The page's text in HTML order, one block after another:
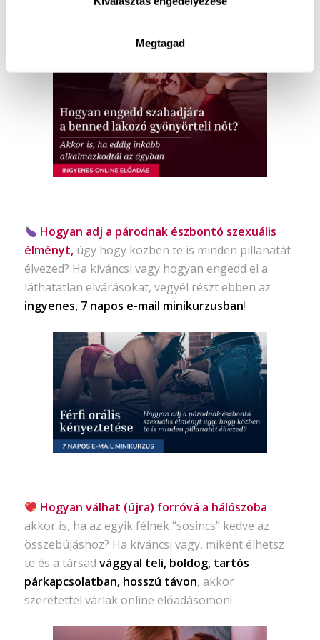
Megtagad
tanulhatod meg élvezni a szexet
Hogyan adj a párodnak észbontó szexuális
élményt, úgy hogy közben te is minden pillanatát
élvezed? Ha kíváncsi vagy hogyan engedd el a
láthatatlan elvárásokat, vegyél részt ebben az
ingyenes, 7 napos e-mail minikurzusban!
Hogyan válhat (újra) forróvá a hálószoba
akkor is, ha az egyik félnek “sosincs” kedve az
összebújáshoz? Ha kíváncsi vagy, miként élhetsz
te és a társad vággyal teli, boldog, tartós
párkapcsolatban, hosszú távon, akkor
szeretettel várlak online előadásomon!